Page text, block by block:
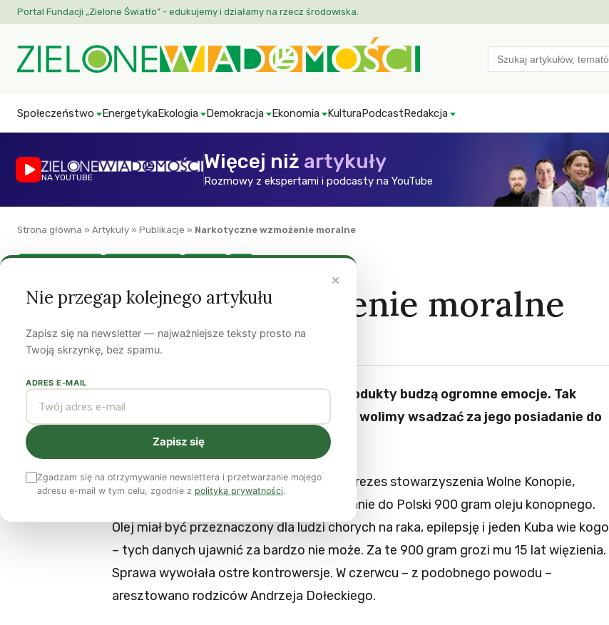
Portal Fundacji „Zielone Światło” - edukujemy i działamy na rzecz środowiska.
Search
for:
Społeczeństwo EnergetykaEkologia Demokracja Ekonomia KulturaPodcastRedakcja
NA YOUTUBE
Więcej niż artykuły
Rozmowy z ekspertami i podcasty na YouTube
Strona główna » Artykuły » Publikacje » Narkotyczne wzmożenie moralne
Narkotyczne wzmożenie moralne
Piotr Tubelewicz 5 października 2015
Kawałek zioła i wytwarzane z niego produkty budzą ogromne emocje. Tak
duże, że zamiast czerpać z niego zyski wolimy wsadzać za jego posiadanie do
więzienia.
Pięć miesięcy temu Kuba Gajewski, wiceprezes stowarzyszenia Wolne Konopie,
został oskarżony o nabywanie i przemycanie do Polski 900 gram oleju konopnego.
Olej miał być przeznaczony dla ludzi chorych na raka, epilepsję i jeden Kuba wie kogo
– tych danych ujawnić za bardzo nie może. Za te 900 gram grozi mu 15 lat więzienia.
Sprawa wywołała ostre kontrowersje. W czerwcu – z podobnego powodu –
aresztowano rodziców Andrzeja Dołeckiego.
×
Nie przegap kolejnego artykułu
Zapisz się na newsletter — najważniejsze teksty prosto na
Twoją skrzynkę, bez spamu.
ADRES E-MAIL
Zapisz się
Zgadzam się na otrzymywanie newslettera i przetwarzanie mojego
adresu e-mail w tym celu, zgodnie z polityką prywatności.